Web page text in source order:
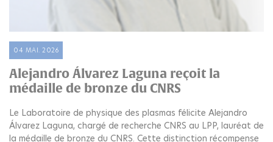
04 MAI. 2026
Alejandro Álvarez Laguna reçoit la
médaille de bronze du CNRS
Le Laboratoire de physique des plasmas félicite Alejandro
Álvarez Laguna, chargé de recherche CNRS au LPP, lauréat de
la médaille de bronze du CNRS. Cette distinction récompense